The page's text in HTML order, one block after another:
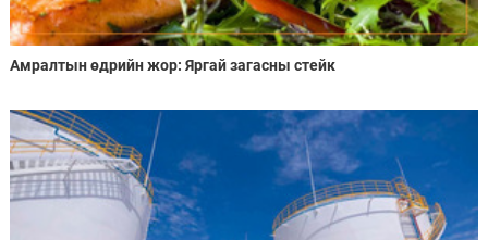
Амралтын өдрийн жор: Яргай загасны стейк